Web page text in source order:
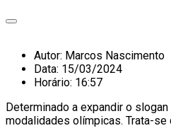
Autor: Marcos Nascimento
Data: 15/03/2024
Horário: 16:57
Determinado a expandir o slogan
modalidades olímpicas. Trata-se